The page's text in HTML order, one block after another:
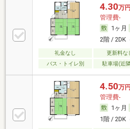
4.30万円
管理費-
1ヶ月
2階 / 2DK
礼金なし 更新料な
バス・トイレ別
駐車場(近
4.50万円
管理費-
1ヶ月
1階 / 2DK